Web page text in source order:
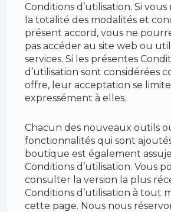
Conditions d’utilisation. Si vous
la totalité des modalités et
présent accord, vous ne
pas accéder au site web ou
services. Si les présentes
d’utilisation sont considérées
offre, leur acceptation se limite
expressément à elles.
Chacun des nouveaux outils
fonctionnalités qui sont
boutique est également
Conditions d’utilisation. Vous
consulter la version la plus
Conditions d’utilisation à tout
cette page. Nous nous